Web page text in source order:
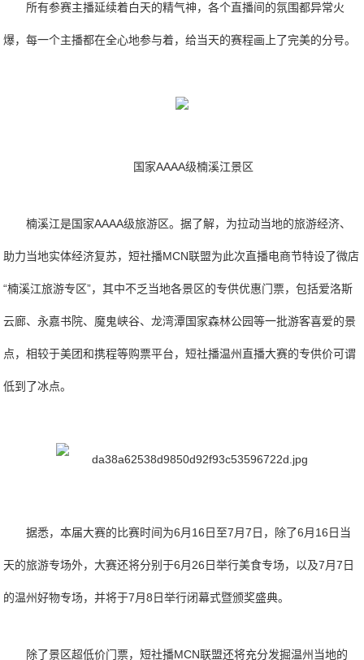
所有参赛主播延续着白天的精气神，各个直播间的氛围都异常火
爆，每一个主播都在全心地参与着，给当天的赛程画上了完美的分号。
国家AAAA级楠溪江景区
楠溪江是国家AAAA级旅游区。据了解，为拉动当地的旅游经济、
助力当地实体经济复苏，短社播MCN联盟为此次直播电商节特设了微店
“楠溪江旅游专区”，其中不乏当地各景区的专供优惠门票，包括爱洛斯
云廊、永嘉书院、魔鬼峡谷、龙湾潭国家森林公园等一批游客喜爱的景
点，相较于美团和携程等购票平台，短社播温州直播大赛的专供价可谓
低到了冰点。
据悉，本届大赛的比赛时间为6月16日至7月7日，除了6月16日当
天的旅游专场外，大赛还将分别于6月26日举行美食专场，以及7月7日
的温州好物专场，并将于7月8日举行闭幕式暨颁奖盛典。
除了景区超低价门票，短社播MCN联盟还将充分发掘温州当地的